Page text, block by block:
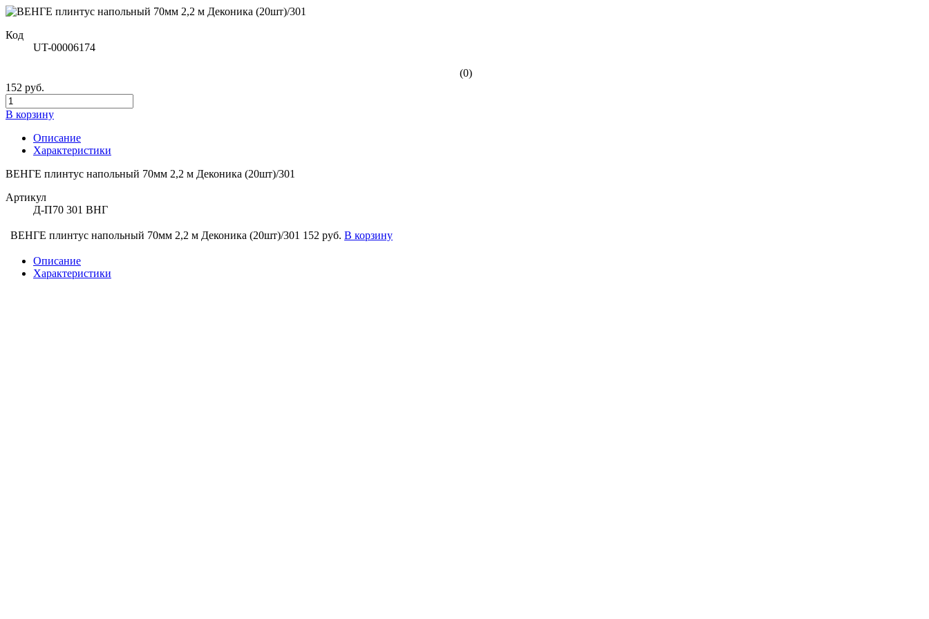
Код
UT-00006174
(0)
152 руб.
В корзину
Описание
Характеристики
ВЕНГЕ плинтус напольный 70мм 2,2 м Деконика (20шт)/301
Артикул
Д-П70 301 ВНГ
ВЕНГЕ плинтус напольный 70мм 2,2 м Деконика (20шт)/301 152 руб. В корзину
Описание
Характеристики